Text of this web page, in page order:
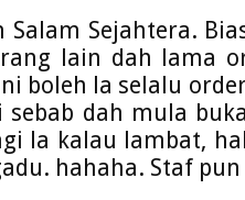
Sejahtera.
lain dah lama
boleh la selalu
dah mula
la kalau lambat,
hahaha. Staf